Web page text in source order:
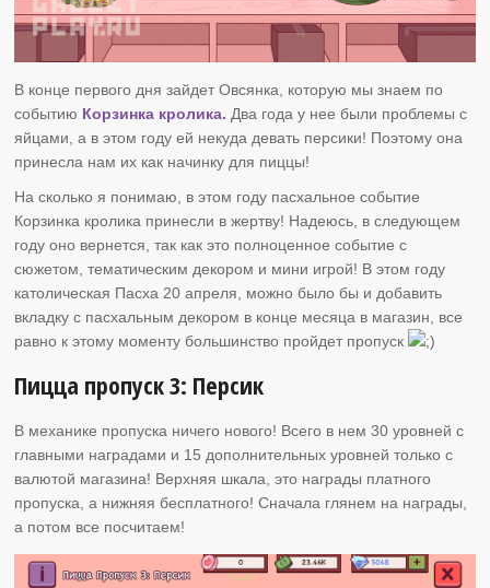
В конце первого дня зайдет Овсянка, которую мы знаем по
событию Корзинка кролика. Два года у нее были проблемы с
яйцами, а в этом году ей некуда девать персики! Поэтому она
принесла нам их как начинку для пиццы!
На сколько я понимаю, в этом году пасхальное событие
Корзинка кролика принесли в жертву! Надеюсь, в следующем
году оно вернется, так как это полноценное событие с
сюжетом, тематическим декором и мини игрой! В этом году
католическая Пасха 20 апреля, можно было бы и добавить
вкладку с пасхальным декором в конце месяца в магазин, все
равно к этому моменту большинство пройдет пропуск
Пицца пропуск 3: Персик
В механике пропуска ничего нового! Всего в нем 30 уровней с
главными наградами и 15 дополнительных уровней только с
валютой магазина! Верхняя шкала, это награды платного
пропуска, а нижняя бесплатного! Сначала глянем на награды,
а потом все посчитаем!